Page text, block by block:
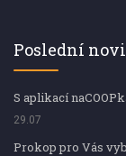
Poslední
S aplikací
29.07
Prokop pro Vás